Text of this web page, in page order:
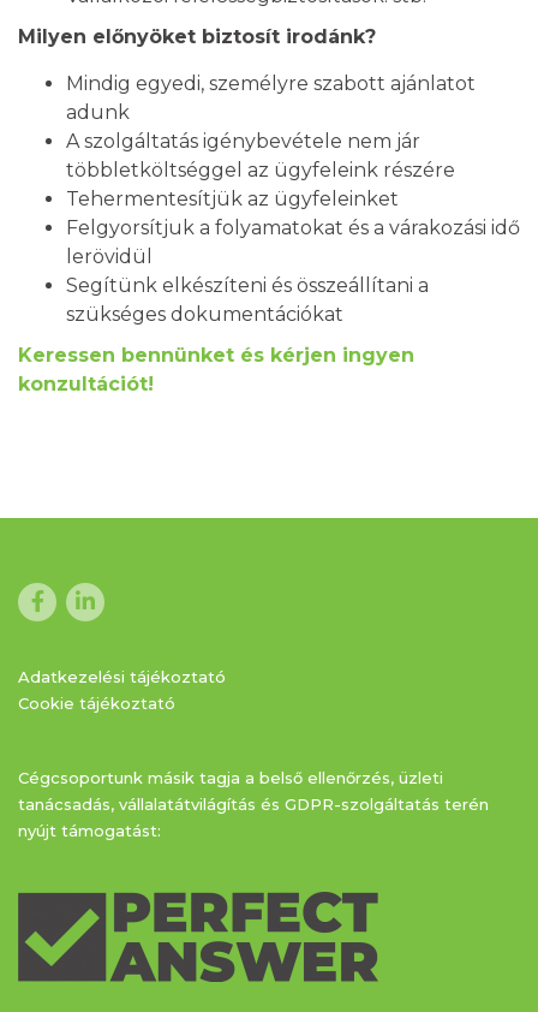
Milyen előnyöket biztosít irodánk?
Mindig egyedi, személyre szabott ajánlatot
adunk
A szolgáltatás igénybevétele nem jár
többletköltséggel az ügyfeleink részére
Tehermentesítjük az ügyfeleinket
Felgyorsítjuk a folyamatokat és a várakozási idő
lerövidül
Segítünk elkészíteni és összeállítani a
szükséges dokumentációkat
Keressen bennünket és kérjen ingyen
konzultációt!
Adatkezelési tájékoztató
Cookie tájékoztató
Cégcsoportunk másik tagja a belső ellenőrzés, üzleti
tanácsadás, vállalatátvilágítás és GDPR-szolgáltatás terén
nyújt támogatást: